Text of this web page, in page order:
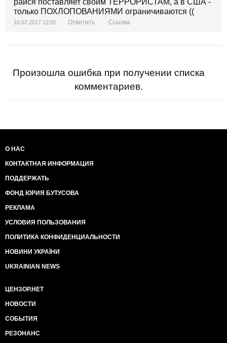
только ПОХЛОПОВАНИЯМИ ограничиваются ((
10.07.2017 12:01 Ответить Ссылка
Произошла ошибка при получении списка
комментариев.
О НАС
КОНТАКТНАЯ ИНФОРМАЦИЯ
ПОДДЕРЖАТЬ
ФОНД ЮРИЯ БУТУСОВА
РЕКЛАМА
УСЛОВИЯ ПОЛЬЗОВАНИЯ
ПОЛИТИКА КОНФИДЕНЦИАЛЬНОСТИ
НОВИНИ УКРАЇНИ
UKRAINIAN NEWS
ЦЕНЗОР.НЕТ
НОВОСТИ
СОБЫТИЯ
РЕЗОНАНС